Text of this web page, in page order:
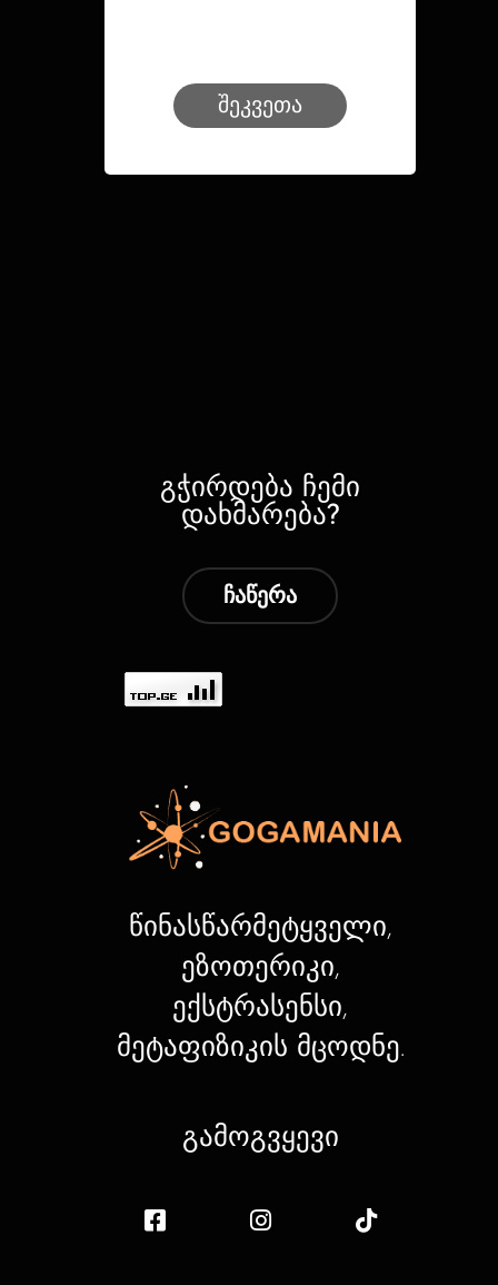
შეკვეთა
გჭირდება ჩემი
დახმარება?
ჩაწერა
წინასწარმეტყველი,
ეზოთერიკი,
ექსტრასენსი,
მეტაფიზიკის მცოდნე.
გამოგვყევი